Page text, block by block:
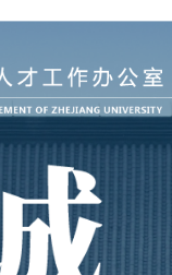
走进浙大
Discover ZJU